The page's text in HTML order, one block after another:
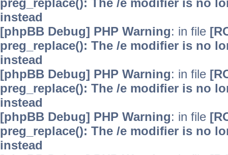
preg_replace(): The /e modifier is no
instead
[phpBB Debug] PHP Warning: in file
preg_replace(): The /e modifier is no
instead
[phpBB Debug] PHP Warning: in file
preg_replace(): The /e modifier is no
instead
[phpBB Debug] PHP Warning: in file
preg_replace(): The /e modifier is no
instead